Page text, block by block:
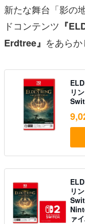
新たな舞台「影の
ドコンテンツ 『
Erdtree』 をあらか
リ
リ
ァ